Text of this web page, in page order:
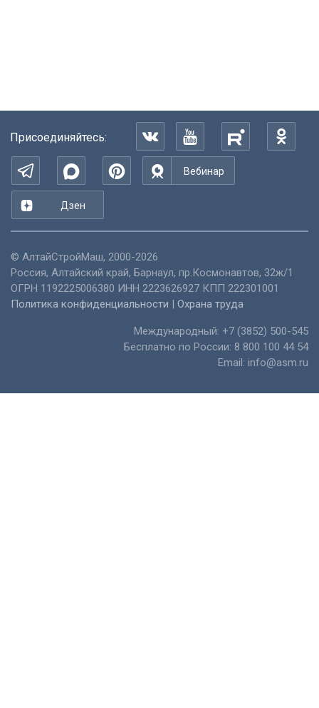
Присоединяйтесь:
Вебинар
Дзен
© АлтайСтройМаш, 2000-2026
Россия, Алтайский край, Барнаул, пр.Космонавтов, 32ж/1
ОГРН 1192225006380 ИНН 2223626927 КПП 222301001
Политика конфиденциальности | Охрана труда
Международный: +7 (3852) 500-545
Бесплатно по России: 8 800 100 44 54
Email: info@asm.ru